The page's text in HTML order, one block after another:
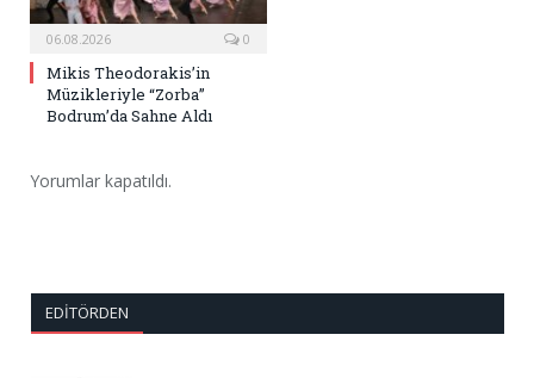
06.08.2026 0
Mikis Theodorakis’in
Müzikleriyle “Zorba”
Bodrum’da Sahne Aldı
Yorumlar kapatıldı.
EDITÖRDEN